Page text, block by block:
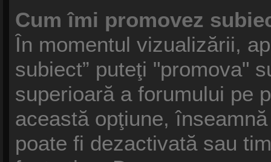
Cum îmi promovez
În momentul vizualizării,
subiect” puteţi "promova"
superioară a forumului pe
această opţiune,
poate fi dezactivată sau